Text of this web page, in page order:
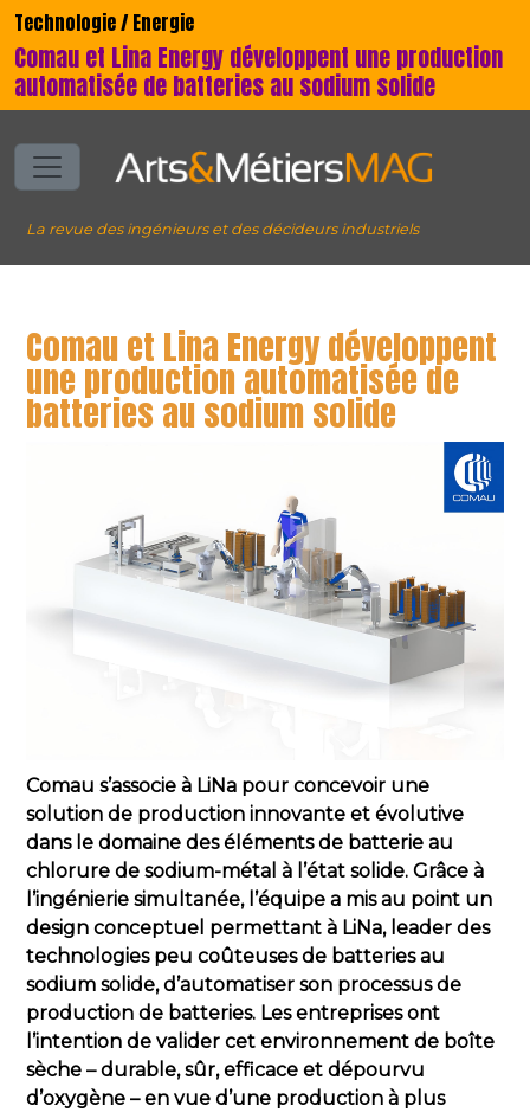
Technologie / Energie
Comau et Lina Energy développent une production
automatisée de batteries au sodium solide
La revue des ingénieurs et des décideurs industriels
Comau et Lina Energy développent
une production automatisée de
batteries au sodium solide
Comau s’associe à LiNa pour concevoir une
solution de production innovante et évolutive
dans le domaine des éléments de batterie au
chlorure de sodium-métal à l’état solide. Grâce à
l’ingénierie simultanée, l’équipe a mis au point un
design conceptuel permettant à LiNa, leader des
technologies peu coûteuses de batteries au
sodium solide, d’automatiser son processus de
production de batteries. Les entreprises ont
l’intention de valider cet environnement de boîte
sèche – durable, sûr, efficace et dépourvu
d’oxygène – en vue d’une production à plus